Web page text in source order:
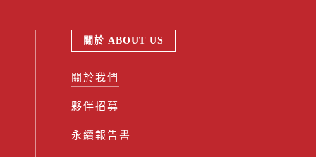
關於 ABOUT US
關於我們
夥伴招募
永續報告書